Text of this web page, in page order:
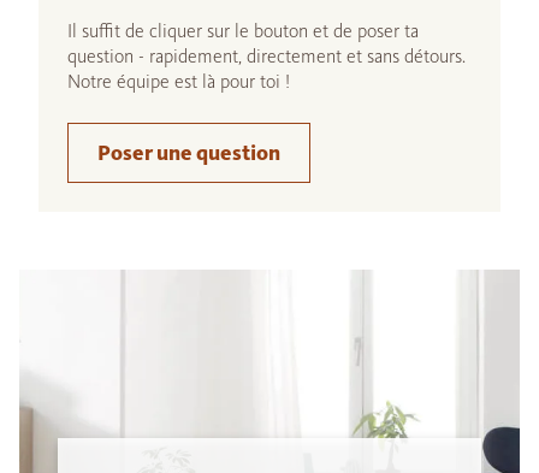
Il suffit de cliquer sur le bouton et de poser ta
question - rapidement, directement et sans détours.
Notre équipe est là pour toi !
Poser une question